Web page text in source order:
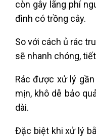
còn gây lãng phí
đình có trồng cây.
So với cách ủ rác
sẽ nhanh chóng,
Rác được xử lý
mịn, khô dễ bảo
dài.
Đặc biệt khi xử lý